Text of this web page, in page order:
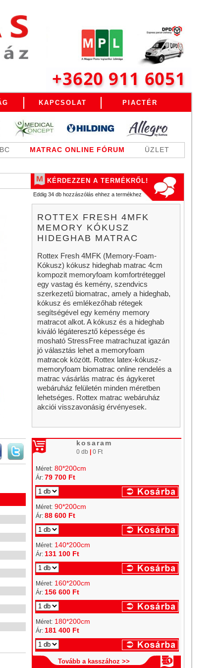
KAPCSOLAT PIACTÉR
MATRAC ONLINE FÓRUM ÜZLET
KÉRDEZZEN A TERMÉKRŐL!
Eddig 34 db hozzászólás ehhez a termékhez
ROTTEX FRESH 4MFK
MEMORY KÓKUSZ
HIDEGHAB MATRAC
Rottex Fresh 4MFK (Memory-Foam-
Kókusz) kókusz hideghab matrac 4cm
kompozit memoryfoam komfortréteggel
egy vastag és kemény, szendvics
szerkezetű biomatrac, amely a hideghab,
kókusz és emlékezőhab rétegek
segítségével egy kemény memory
matracot alkot. A kókusz és a hideghab
kiváló légáteresztő képessége és
mosható StressFree matrachuzat igazán
jó választás lehet a memoryfoam
matracok között. Rottex latex-kókusz-
memoryfoam biomatrac online rendelés a
matrac vásárlás matrac és ágykeret
webáruház felületén minden méretben
lehetséges. Rottex matrac webáruház
akciói visszavonásig érvényesek.
kosaram
0 db 0 Ft
Méret: 80*200cm
Ár: 79 700 Ft
Méret: 90*200cm
Ár: 88 600 Ft
Méret: 140*200cm
Ár: 131 100 Ft
Méret: 160*200cm
Ár: 156 600 Ft
Méret: 180*200cm
Ár: 181 400 Ft